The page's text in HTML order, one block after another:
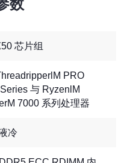
数
芯片组
PRO
与 RyzenlM
7000 系列处理器
冷